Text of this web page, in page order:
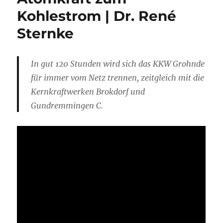
Kohlestrom | Dr. René
Sternke
In gut 120 Stunden wird sich das KKW Grohnde
für immer vom Netz trennen, zeitgleich mit die
Kernkraftwerken Brokdorf und
Gundremmingen C.